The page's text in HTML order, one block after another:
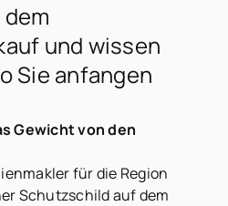
und wissen
Sie anfangen
Gewicht von den
für die Region
Schutzschild auf dem